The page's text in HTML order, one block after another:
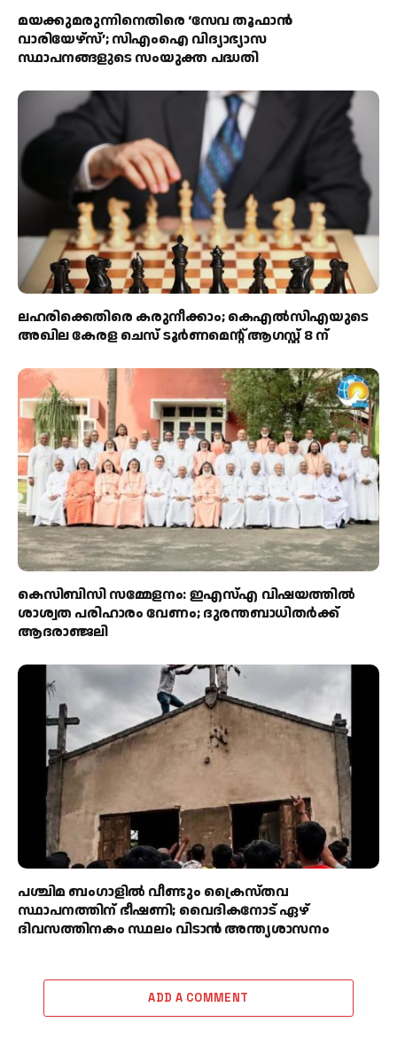
മയക്കുമരുന്നിനെതിരെ ‘സേവ തൂഫാൻ
വാരിയേഴ്‌സ്’; സിഎംഐ വിദ്യാഭ്യാസ
സ്ഥാപനങ്ങളുടെ സംയുക്ത പദ്ധതി
ലഹരിക്കെതിരെ കരുനീക്കാം; കെഎൽസിഎയുടെ
അഖില കേരള ചെസ് ടൂർണമെന്റ് ആഗസ്റ്റ് 8 ന്
കെസിബിസി സമ്മേളനം: ഇഎസ്എ വിഷയത്തിൽ
ശാശ്വത പരിഹാരം വേണം; ദുരന്തബാധിതർക്ക്
ആദരാഞ്ജലി
പശ്ചിമ ബംഗാളിൽ വീണ്ടും ക്രൈസ്തവ
സ്ഥാപനത്തിന് ഭീഷണി; വൈദികനോട് ഏഴ്
ദിവസത്തിനകം സ്ഥലം വിടാൻ അന്ത്യശാസനം
ADD A COMMENT